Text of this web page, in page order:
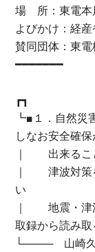
場 所：東電本
よびかけ：経
賛同団体：東
━━━━━━━
┏┓
┗■１．自然災
しなお安全確保
｜ 出来るこ
｜ 津波対策
い
｜ 地震・津
取録から読み取
└──── 山崎久